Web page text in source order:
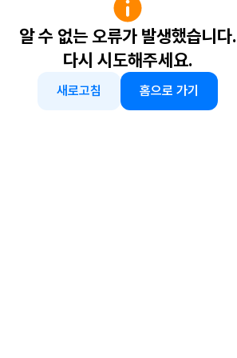
알 수 없는 오류가 발생했습니다.
다시 시도해주세요.
새로고침 홈으로 가기